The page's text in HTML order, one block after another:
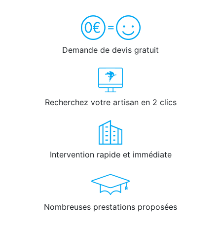
Demande de devis gratuit
Recherchez votre artisan en 2 clics
Intervention rapide et immédiate
Nombreuses prestations proposées